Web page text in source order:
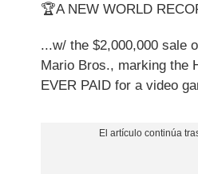
🏆A NEW WORLD
...w/ the $2,000,000 sale
Mario Bros., marking the
EVER PAID for a video